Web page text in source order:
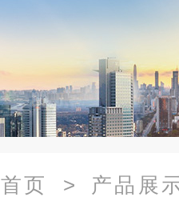
首页 > 产品展